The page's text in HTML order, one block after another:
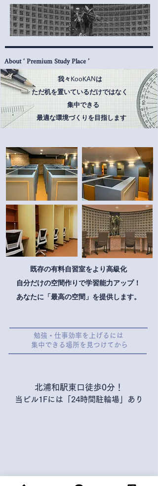
About ‘ Premium Study Place ’
我々 KooKAN は
ただ机を置いているだけではなく
​ 集中できる
最適な環境づくりを目指します
既存の有料自習室をより高級化
​自分だけの空間作りで学習能力アップ！
あなたに「最高の空間」を提供します。
​勉強・仕事効率を上げるには
​集中できる場所を見つけてから
​北浦和駅東口徒歩0分！
​当ビル1Fには「24時間駐輪場」あり